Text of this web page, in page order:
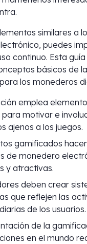
similares a
puedes
continuo. Esta
básicos de
los monederos
emplea
motivar e
ajenos a los juegos.
gamificados
de monedero
y atractivas.
deben crear
que reflejen las
de los usuarios.
de la
en el mundo